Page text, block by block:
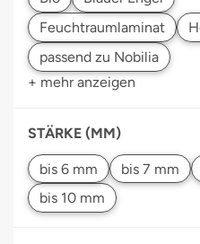
+ mehr anzeigen
STÄRKE (MM)